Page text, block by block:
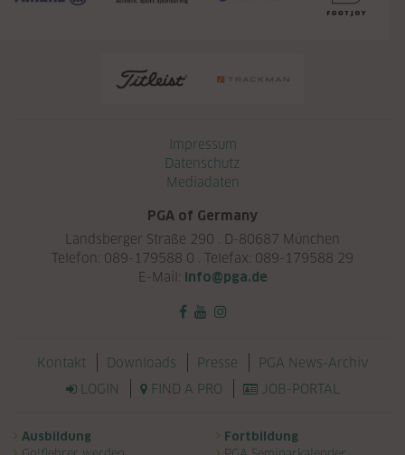
Impressum
Datenschutz
Mediadaten
PGA of Germany
Landsberger Straße 290 . D-80687 München
Telefon: 089-179588 0 . Telefax: 089-179588 29
E-Mail: info@pga.de
Navigation überspringen
Kontakt Downloads Presse
PGA News-Archiv
LOGIN
FIND A PRO JOB-PORTAL
Navigation überspringen
Ausbildung
Fortbildung